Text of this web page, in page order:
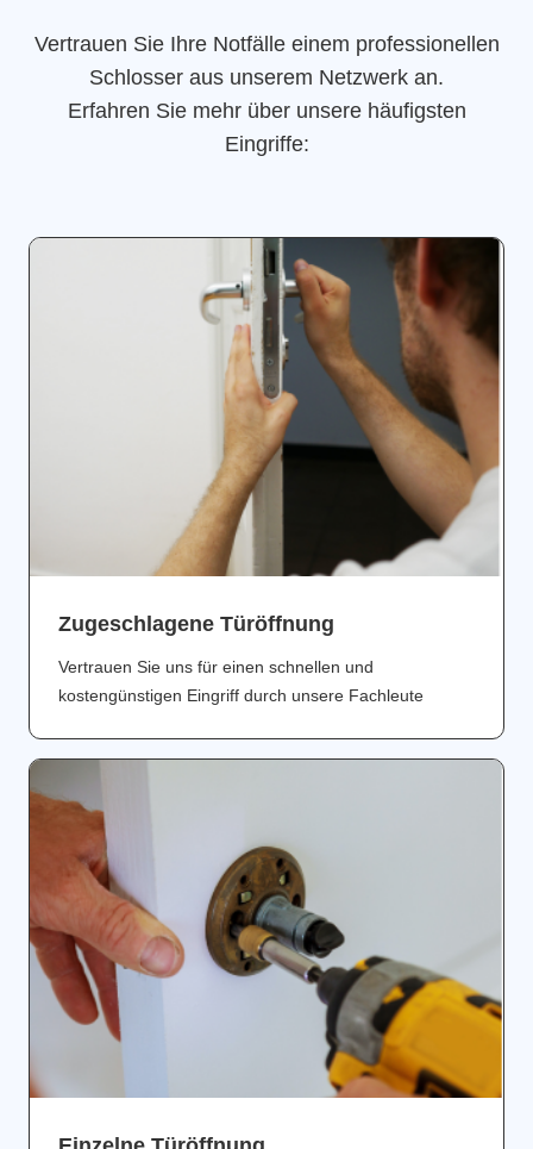
Vertrauen Sie Ihre Notfälle einem professionellen
Schlosser aus unserem Netzwerk an.
Erfahren Sie mehr über unsere häufigsten
Eingriffe:
Zugeschlagene Türöffnung
Vertrauen Sie uns für einen schnellen und
kostengünstigen Eingriff durch unsere Fachleute